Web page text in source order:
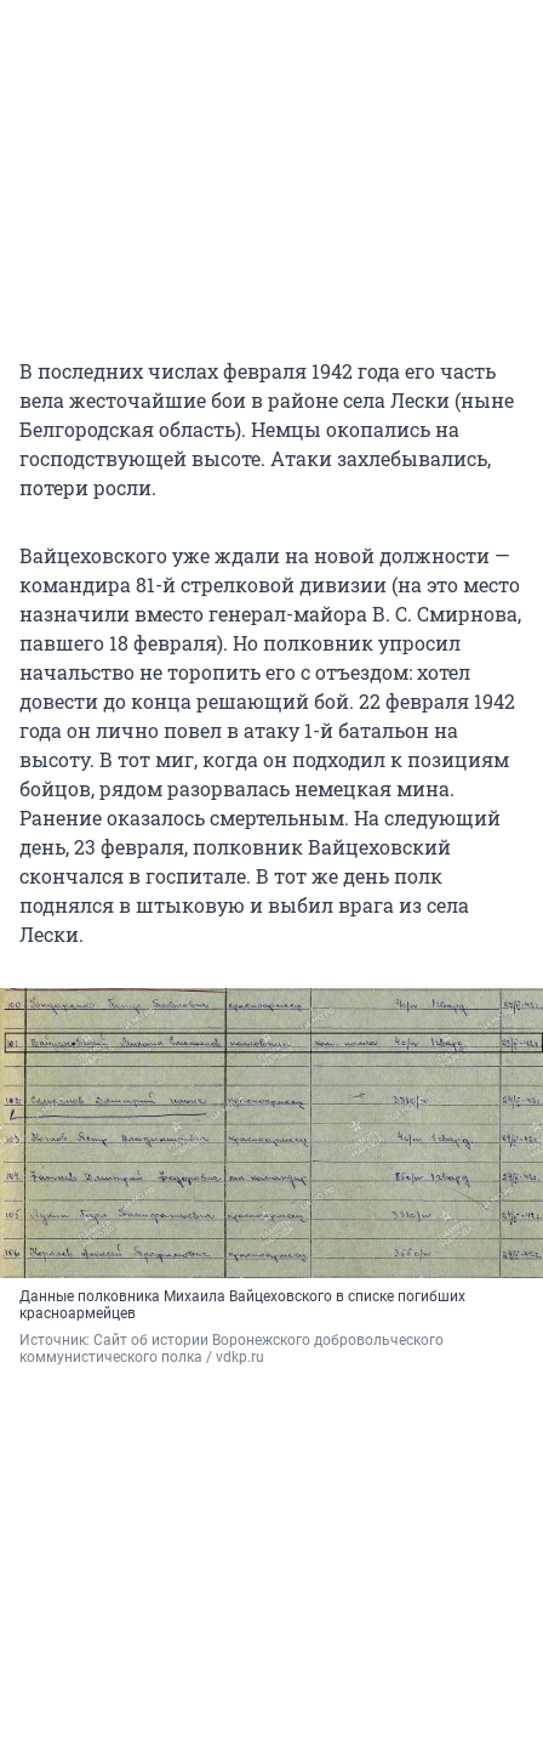
В последних числах февраля 1942 года его часть
вела жесточайшие бои в районе села Лески (ныне
Белгородская область). Немцы окопались на
господствующей высоте. Атаки захлебывались,
потери росли.
Вайцеховского уже ждали на новой должности —
командира 81-й стрелковой дивизии (на это место
назначили вместо генерал-майора В. С. Смирнова,
павшего 18 февраля). Но полковник упросил
начальство не торопить его с отъездом: хотел
довести до конца решающий бой. 22 февраля 1942
года он лично повел в атаку 1-й батальон на
высоту. В тот миг, когда он подходил к позициям
бойцов, рядом разорвалась немецкая мина.
Ранение оказалось смертельным. На следующий
день, 23 февраля, полковник Вайцеховский
скончался в госпитале. В тот же день полк
поднялся в штыковую и выбил врага из села
Лески.
Данные полковника Михаила Вайцеховского в списке погибших
красноармейцев
Источник: Сайт об истории Воронежского добровольческого
коммунистического полка / vdkp.ru